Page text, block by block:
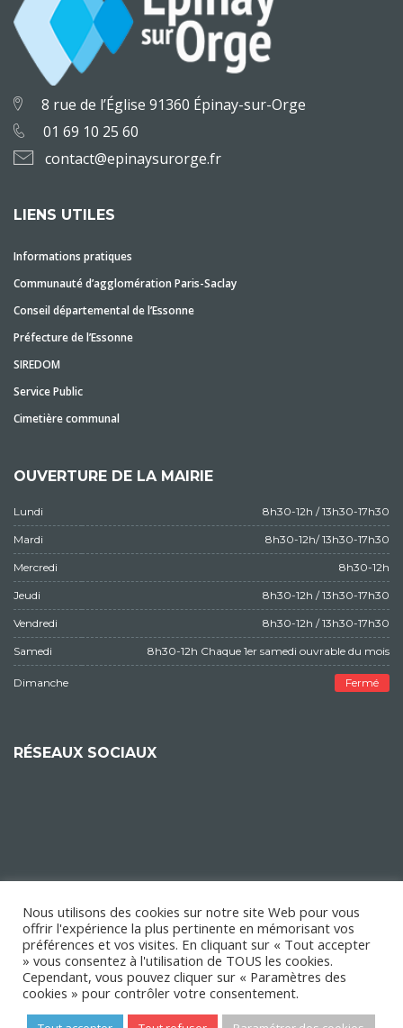
8 rue de l’Église 91360 Épinay-sur-Orge
01 69 10 25 60
contact@epinaysurorge.fr
LIENS UTILES
Informations pratiques
Communauté d’agglomération Paris-Saclay
Conseil départemental de l’Essonne
Préfecture de l’Essonne
SIREDOM
Service Public
Cimetière communal
OUVERTURE DE LA MAIRIE
Lundi 8h30-12h / 13h30-17h30
Mardi 8h30-12h/ 13h30-17h30
Mercredi 8h30-12h
Jeudi 8h30-12h / 13h30-17h30
Vendredi 8h30-12h / 13h30-17h30
Samedi 8h30-12h Chaque 1er samedi ouvrable du mois
Dimanche Fermé
RÉSEAUX SOCIAUX
Nous utilisons des cookies sur notre site Web pour vous
offrir l'expérience la plus pertinente en mémorisant vos
préférences et vos visites. En cliquant sur « Tout accepter
» vous consentez à l'utilisation de TOUS les cookies.
Cependant, vous pouvez cliquer sur « Paramètres des
cookies » pour contrôler votre consentement.